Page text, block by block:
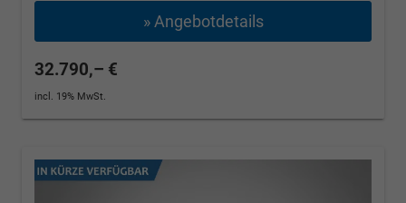
» Angebotdetails
32.790,– €
incl. 19% MwSt.